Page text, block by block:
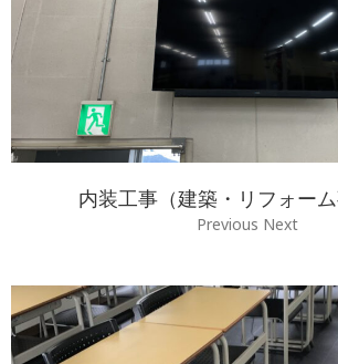
内装工事（建築・リフォーム
Previous Next